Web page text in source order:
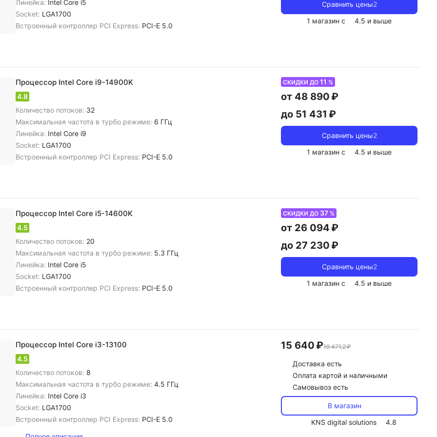
Линейка: Intel Core i5
Socket: LGA1700
Встроенный контроллер PCI Express: PCI-E 5.0
Сравнить цены2
1 магазин с
4.5 и выше
Процессор Intel Core i9-14900K
4.8
Количество потоков: 32
Максимальная частота в турбо режиме: 6 ГГц
Линейка: Intel Core i9
Socket: LGA1700
Встроенный контроллер PCI Express: PCI-E 5.0
СКИДКИ ДО 11 %
от 48 890 ₽
до 51 431 ₽
Сравнить цены2
1 магазин с
4.5 и выше
Процессор Intel Core i5-14600K
4.5
Количество потоков: 20
Максимальная частота в турбо режиме: 5.3 ГГц
Линейка: Intel Core i5
Socket: LGA1700
Встроенный контроллер PCI Express: PCI-E 5.0
СКИДКИ ДО 37 %
от 26 094 ₽
до 27 230 ₽
Сравнить цены2
1 магазин с
4.5 и выше
Процессор Intel Core i3-13100
4.5
Количество потоков: 8
Максимальная частота в турбо режиме: 4.5 ГГц
Линейка: Intel Core i3
Socket: LGA1700
Встроенный контроллер PCI Express: PCI-E 5.0
15 640 ₽19 471,2 ₽
Доставка есть
Оплата картой и наличными
Самовывоз есть
В магазин
KNS digital solutions
4.8